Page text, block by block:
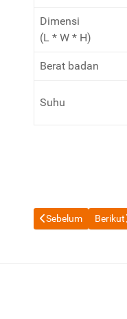
Dimensi
(L * W * H)
Berat badan
Suhu
Previous article:
Sebelum Next
Berikut